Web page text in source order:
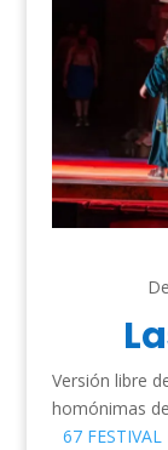
Versión libre
homónimas
67